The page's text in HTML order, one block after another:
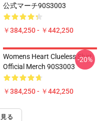
公式マーチ90S3003
￥384,250 - ￥442,250
Womens Heart Clueless Shirt
Official Merch 90S3003
￥384,250 - ￥442,250
-20%
る